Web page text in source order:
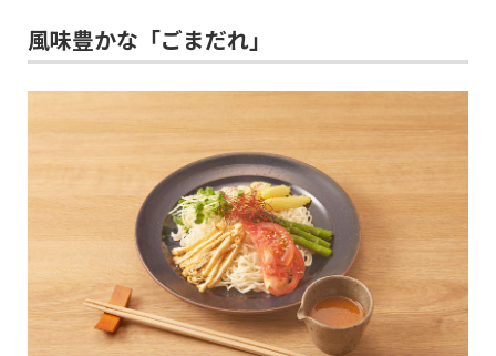
風味豊かな「ごまだれ」